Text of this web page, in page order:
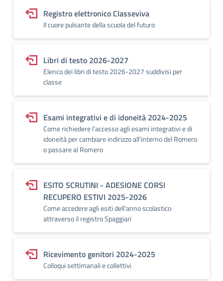
Registro elettronico Classeviva
Il cuore pulsante della scuola del futuro
Libri di testo 2026-2027
Elenco dei libri di testo 2026-2027 suddivisi per
classe
Esami integrativi e di idoneità 2024-2025
Come richiedere l'accesso agli esami integrativi e di
idoneità per cambiare indirizzo all'interno del Romero
o passare al Romero
ESITO SCRUTINI - ADESIONE CORSI
RECUPERO ESTIVI 2025-2026
Come accedere agli esiti dell'anno scolastico
attraverso il registro Spaggiari
Ricevimento genitori 2024-2025
Colloqui settimanali e collettivi